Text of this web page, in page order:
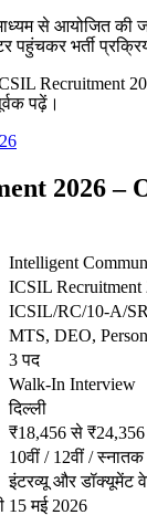
से आयोजित की
पहुंचकर भर्ती
Recruitment
पढ़ें।
2026 –
Intelligent
ICSIL Recruitment
ICSIL/RC/10-A/
MTS, DEO,
3 पद
Walk-In Interview
दिल्ली
₹18,456 से ₹24,356
10वीं / 12वीं / स्नातक
इंटरव्यू और डॉक्यूमेंट
15 मई 2026